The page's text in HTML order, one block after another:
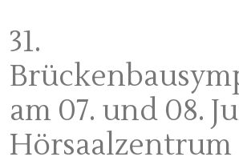
31.
am 07. und 08.
Hörsaalzentrum